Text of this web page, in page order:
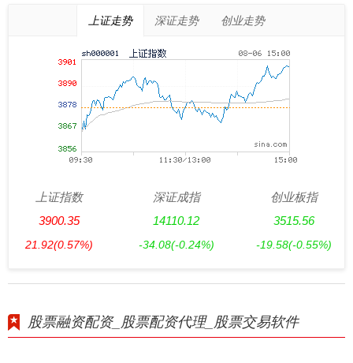
上证走势 深证走势 创业走势
上证指数
3900.35
21.92(0.57%)
深证成指
14110.12
-34.08(-0.24%)
创业板指
3515.56
-19.58(-0.55%)
股票融资配资_股票配资代理_股票交易软件